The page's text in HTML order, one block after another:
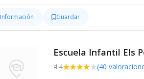
Información Guardar
Escuela Infantil Els
4.4 (40